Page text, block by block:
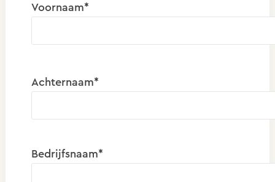
Voornaam*
Achternaam*
Bedrijfsnaam*